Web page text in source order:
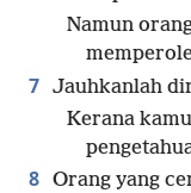
Namun
7 Jauhkanlah
Kerana
8 Orang yang